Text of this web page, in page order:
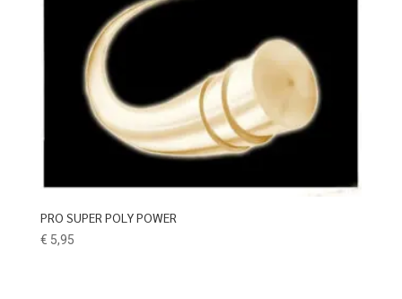
PRO SUPER POLY POWER
€ 5,95